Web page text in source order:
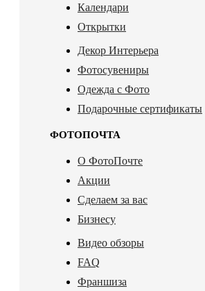
Календари
Открытки
Декор Интерьера
Фотосувениры
Одежда с Фото
Подарочные сертификаты
ФОТОПОЧТА
О ФотоПочте
Акции
Сделаем за вас
Бизнесу
Видео обзоры
FAQ
Франшиза